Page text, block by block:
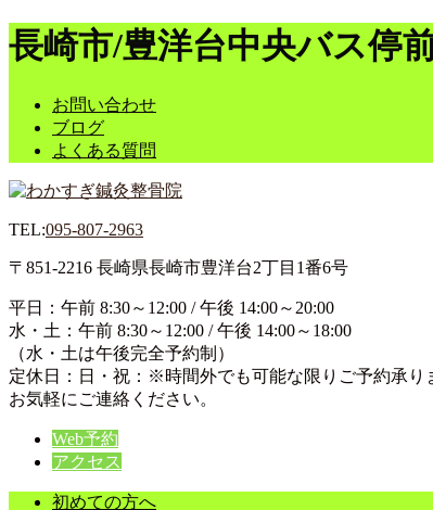
長崎市/豊洋台中央バス停
お問い合わせ
ブログ
よくある質問
TEL:095-807-2963
〒851-2216 長崎県長崎市豊洋台2丁目1番6号
平日：午前 8:30～12:00 / 午後 14:00～20:00
水・土：午前 8:30～12:00 / 午後 14:00～18:00
（水・土は午後完全予約制）
定休日：日・祝：※時間外でも可能な限りご予約承り
お気軽にご連絡ください。
Web予約
アクセス
初めての方へ